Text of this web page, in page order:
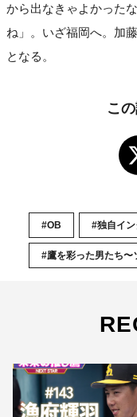
から出なきゃよかった
ね」。いざ福岡へ。加
となる。
こ
#OB #独自イ
#鷹を彩った男たち〜